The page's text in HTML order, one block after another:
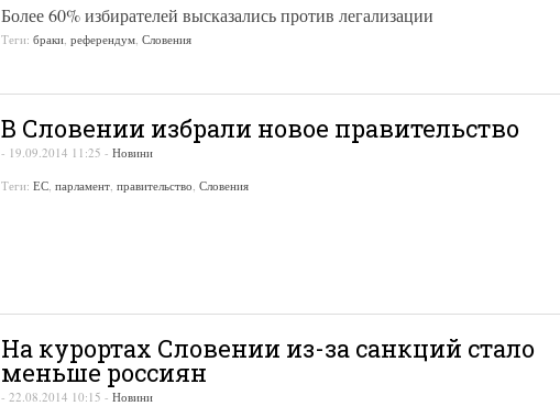
Более 60% избирателей высказались против легализации
Теги: браки референдум Словения
В Словении избрали новое правительство
- 19.09.2014 11:25 - Новини
Теги: ЕС парламент правительство Словения
На курортах Словении из-за санкций стало
меньше россиян
- 22.08.2014 10:15 - Новини